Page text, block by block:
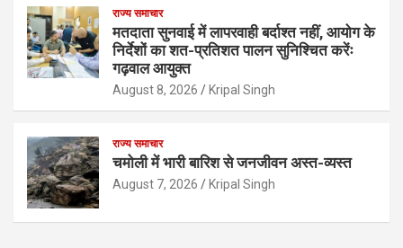
राज्य समाचार
मतदाता सुनवाई में लापरवाही बर्दाश्त नहीं, आयोग के
निर्देशों का शत-प्रतिशत पालन सुनिश्चित करेंः
गढ़वाल आयुक्त
August 8, 2026 Kripal Singh
राज्य समाचार
चमोली में भारी बारिश से जनजीवन अस्त-व्यस्त
August 7, 2026 Kripal Singh